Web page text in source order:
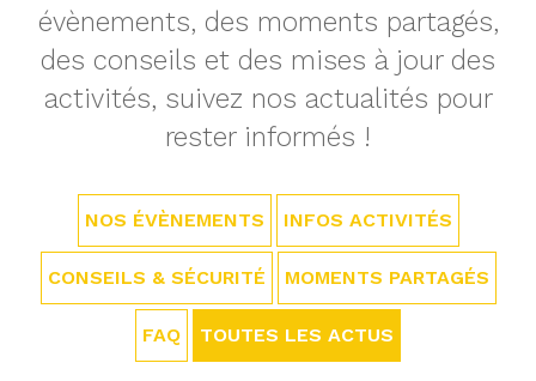
évènements, des moments partagés,
des conseils et des mises à jour des
activités, suivez nos actualités pour
rester informés !
NOS ÉVÈNEMENTS INFOS ACTIVITÉS
CONSEILS & SÉCURITÉ MOMENTS PARTAGÉS
FAQ TOUTES LES ACTUS